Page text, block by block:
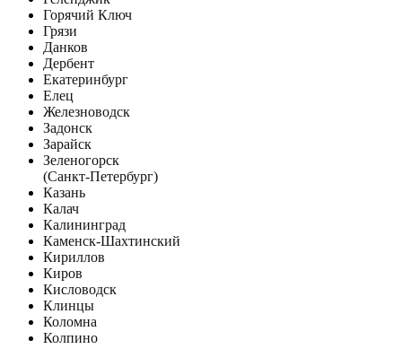
Горячий Ключ
Грязи
Данков
Дербент
Екатеринбург
Елец
Железноводск
Задонск
Зарайск
Зеленогорск
(Санкт-Петербург)
Казань
Калач
Калининград
Каменск-Шахтинский
Кириллов
Киров
Кисловодск
Клинцы
Коломна
Колпино